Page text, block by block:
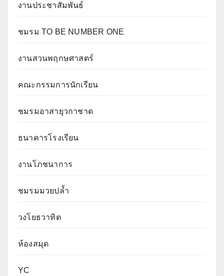
งานประชาสัมพันธ์
ชมรม TO BE NUMBER ONE
งานสวนพฤกษศาสตร์
คณะกรรมการนักเรียน
ชมรมอาสายุวกาชาด
ธนาคารโรงเรียน
งานโภชนาการ
ชมรมมวยปล้ำ
วงโยธวาทิต
ห้องสมุด
YC